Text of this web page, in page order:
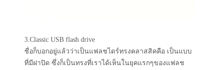
3.Classic USB flash drive
ชื่อก็บอกอยู่แล้วว่าเป็นแฟลชไดร์ทรงคลาสสิคคือ เป็นแบบ
ที่มีฝาปิด ซึ่งก็เป็นทรงที่เราได้เห็นในยุคแรกๆของแฟลช